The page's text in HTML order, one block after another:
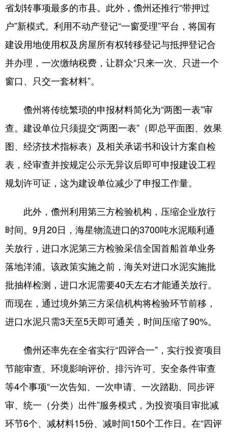
省划转事项最多的市县。此外，儋州还推行“带押过
户”新模式。利用不动产登记“一窗受理”平台，将国有
建设用地使用权及房屋所有权转移登记与抵押登记合
并办理，一次缴纳税费，让群众“只来一次、只进一个
窗口、只交一套材料”。
儋州将传统繁琐的申报材料简化为“两图一表”审
查。建设单位只须提交“两图一表”（即总平面图、效果
图、经济技术指标表）及相关承诺书和设计方案自检
表，经审查并按规定公示无异议后即可申报建设工程
规划许可证，这为建设单位减少了申报工作量。
此外，儋州利用第三方检验机构，压缩企业放行
时间。9月20日，海星物流进口的3700吨水泥顺利通
关放行，进口水泥第三方检验采信全国首船首单业务
落地洋浦。该政策实施之前，海关对进口水泥实施批
批抽样检测，进口水泥需要40天左右才能通关放行。
而现在，通过境外第三方采信机构将检验环节前移，
进口水泥只需3天至5天即可通关，时间压缩了90%。
儋州还率先在全省实行“四评合一”，实行投资项目
节能审查、环境影响评价、排污许可、安全条件审查
等4个事项“一次告知、一次申请、一次踏勘、同步评
审、统一（分类）出件”服务模式，为投资项目审批减
环节6个、减材料15份、减时间150个工作日。在“四评